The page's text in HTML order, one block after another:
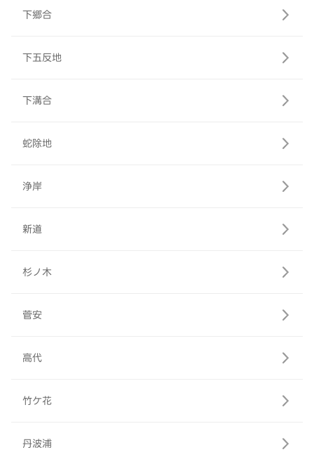
下郷合
下五反地
下溝合
蛇除地
浄岸
新道
杉ノ木
菅安
高代
竹ケ花
丹波浦